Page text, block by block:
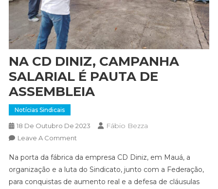
NA CD DINIZ, CAMPANHA
SALARIAL É PAUTA DE
ASSEMBLEIA
Notícias Sindicais
18 De Outubro De 2023 Fábio Bezza
Leave A CommentOn
CD
DINIZ,
CAMPANHA
Na porta da fábrica da empresa CD Diniz, em Mauá, a
organização e a luta do Sindicato, junto com a Federação,
para conquistas de aumento real e a defesa de cláusulas